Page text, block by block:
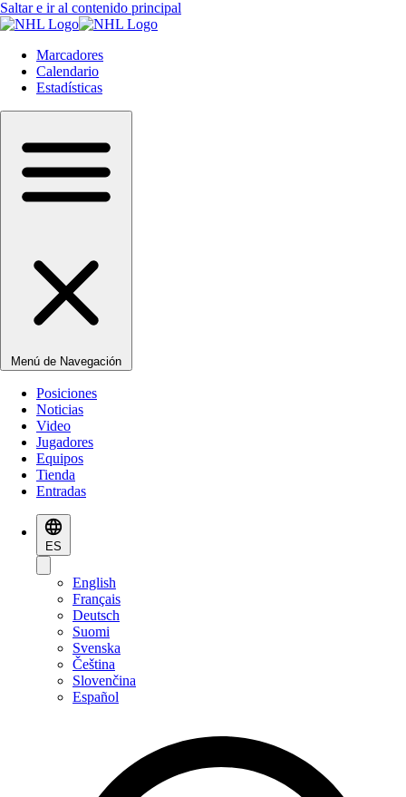
Saltar e ir al contenido principal
Marcadores
Calendario
Estadísticas
Menú de Navegación
Posiciones
Noticias
Video
Jugadores
Equipos
Tienda
Entradas
ES
English
Français
Deutsch
Suomi
Svenska
Čeština
Slovenčina
Español